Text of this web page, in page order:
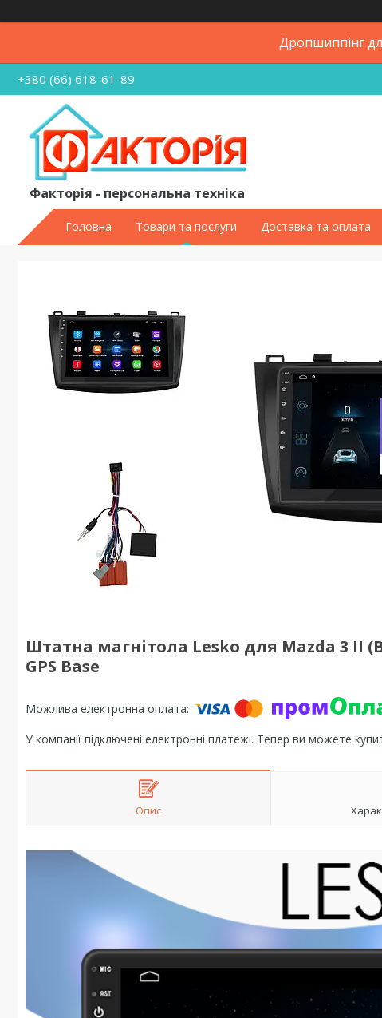
Дропшиппінг
+380 (66) 618-61-89
Факторія - персональна техніка
Головна Товари та послуги Доставка та оплата
Штатна магнітола Lesko для Mazda 3 II
GPS Base
У компанії підключені електронні платежі. Тепер ви можете
Опис